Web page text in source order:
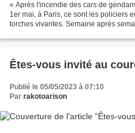
« Après l'incendie des cars de
1er mai, à Paris, ce sont les policiers
torches vivantes. Semaine après
Êtes-vous invité au
Publié le 05/05/2023 à 07:10
Par rakotoarison